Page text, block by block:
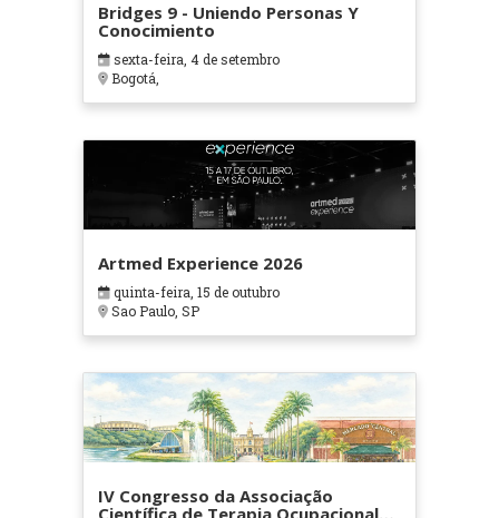
Bridges 9 - Uniendo Personas Y
Conocimiento
sexta-feira, 4 de setembro
Bogotá,
Artmed Experience 2026
quinta-feira, 15 de outubro
Sao Paulo, SP
IV Congresso da Associação